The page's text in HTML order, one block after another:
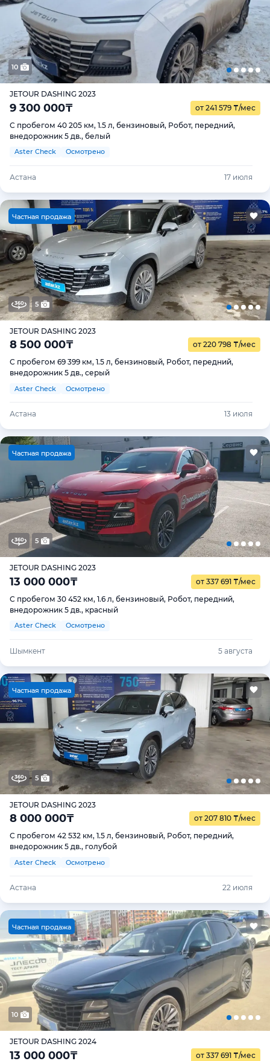
10
JETOUR DASHING 2023
9 300 000₸ от 241 579 ₸/мес
С пробегом 40 205 км, 1.5 л, бензиновый, Робот, передний,
внедорожник 5 дв., белый
Aster Check Осмотрено
Астана 17 июля
Частная продажа
5
JETOUR DASHING 2023
8 500 000₸ от 220 798 ₸/мес
С пробегом 69 399 км, 1.5 л, бензиновый, Робот, передний,
внедорожник 5 дв., серый
Aster Check Осмотрено
Астана 13 июля
Частная продажа
5
JETOUR DASHING 2023
13 000 000₸ от 337 691 ₸/мес
С пробегом 30 452 км, 1.6 л, бензиновый, Робот, передний,
внедорожник 5 дв., красный
Aster Check Осмотрено
Шымкент 5 августа
Частная продажа
5
JETOUR DASHING 2023
8 000 000₸ от 207 810 ₸/мес
С пробегом 42 532 км, 1.5 л, бензиновый, Робот, передний,
внедорожник 5 дв., голубой
Aster Check Осмотрено
Астана 22 июля
Частная продажа
10
JETOUR DASHING 2024
13 000 000₸ от 337 691 ₸/мес